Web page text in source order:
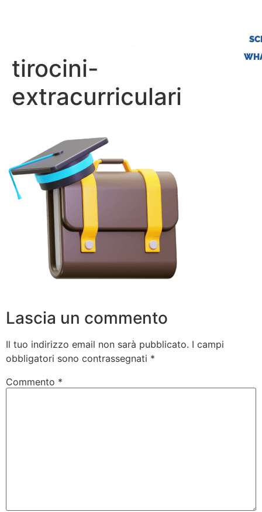
tirocini-
extracurriculari
Lascia un commento
Il tuo indirizzo email non sarà pubblicato. I campi
obbligatori sono contrassegnati *
Commento *